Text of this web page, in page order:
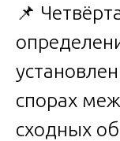
📌
спорах
сходных